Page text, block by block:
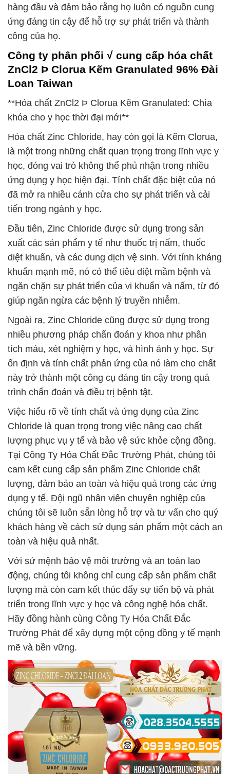
hàng đầu và đảm bảo rằng họ luôn có nguồn cung
ứng đáng tin cậy để hỗ trợ sự phát triển và thành
công của họ.
Công ty phân phối √ cung cấp hóa chất
ZnCl2 Þ Clorua Kẽm Granulated 96% Đài
Loan Taiwan
**Hóa chất ZnCl2 Þ Clorua Kẽm Granulated: Chìa
khóa cho y học thời đại mới**
Hóa chất Zinc Chloride, hay còn gọi là Kẽm Clorua,
là một trong những chất quan trọng trong lĩnh vực y
học, đóng vai trò không thể phủ nhận trong nhiều
ứng dụng y học hiện đại. Tính chất đặc biệt của nó
đã mở ra nhiều cánh cửa cho sự phát triển và cải
tiến trong ngành y học.
Đầu tiên, Zinc Chloride được sử dụng trong sản
xuất các sản phẩm y tế như thuốc trị nấm, thuốc
diệt khuẩn, và các dung dịch vệ sinh. Với tính kháng
khuẩn mạnh mẽ, nó có thể tiêu diệt mầm bệnh và
ngăn chặn sự phát triển của vi khuẩn và nấm, từ đó
giúp ngăn ngừa các bệnh lý truyền nhiễm.
Ngoài ra, Zinc Chloride cũng được sử dụng trong
nhiều phương pháp chẩn đoán y khoa như phân
tích máu, xét nghiệm y học, và hình ảnh y học. Sự
ổn định và tính chất phản ứng của nó làm cho chất
này trở thành một công cụ đáng tin cậy trong quá
trình chẩn đoán và điều trị bệnh tật.
Việc hiểu rõ về tính chất và ứng dụng của Zinc
Chloride là quan trọng trong việc nâng cao chất
lượng phục vụ y tế và bảo vệ sức khỏe cộng đồng.
Tại Công Ty Hóa Chất Đắc Trường Phát, chúng tôi
cam kết cung cấp sản phẩm Zinc Chloride chất
lượng, đảm bảo an toàn và hiệu quả trong các ứng
dụng y tế. Đội ngũ nhân viên chuyên nghiệp của
chúng tôi sẽ luôn sẵn lòng hỗ trợ và tư vấn cho quý
khách hàng về cách sử dụng sản phẩm một cách an
toàn và hiệu quả nhất.
Với sứ mệnh bảo vệ môi trường và an toàn lao
động, chúng tôi không chỉ cung cấp sản phẩm chất
lượng mà còn cam kết thúc đẩy sự tiến bộ và phát
triển trong lĩnh vực y học và công nghệ hóa chất.
Hãy đồng hành cùng Công Ty Hóa Chất Đắc
Trường Phát để xây dựng một cộng đồng y tế mạnh
mẽ và bền vững.